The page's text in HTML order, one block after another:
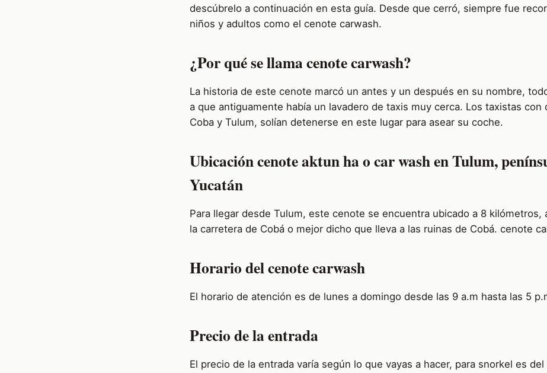
descúbrelo a continuación en esta guía. Desde que cerró, siempre fue
niños y adultos como el cenote carwash.
¿Por qué se llama cenote carwash?
La historia de este cenote marcó un antes y un después en su nombre,
a que antiguamente había un lavadero de taxis muy cerca. Los taxistas con
Coba y Tulum, solían detenerse en este lugar para asear su coche.
Ubicación cenote aktun ha o car wash en Tulum,
Yucatán
Para llegar desde Tulum, este cenote se encuentra ubicado a 8 kilómetros,
la carretera de Cobá o mejor dicho que lleva a las ruinas de Cobá. cenote
Horario del cenote carwash
El horario de atención es de lunes a domingo desde las 9 a.m hasta las 5
Precio de la entrada
El precio de la entrada varía según lo que vayas a hacer, para snorkel es